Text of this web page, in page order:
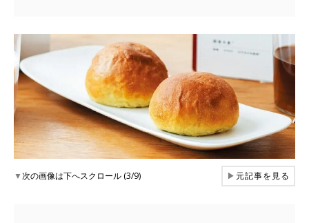
▼次の画像は下へスクロール (3/9) ▶元記事を見る